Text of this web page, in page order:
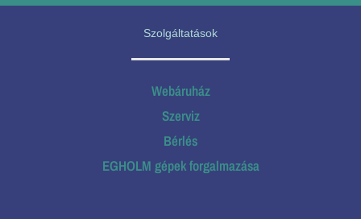
Szolgáltatások
Webáruház
Szerviz
Bérlés
EGHOLM gépek forgalmazása